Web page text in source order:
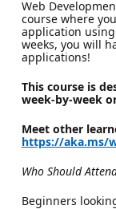
Web
course where
application using
weeks, you will
applications!
This course is
week-by-week
Meet other
https://aka.ms/
Who Should
Beginners